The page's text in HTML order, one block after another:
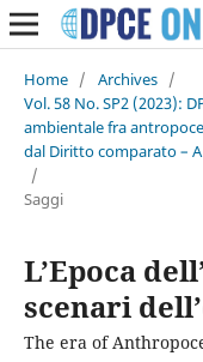
Home / Archives /
Vol. 58 No. SP2 (2023):
ambientale fra
dal Diritto comparato –
/
Saggi
L’Epoca
scenari
The era of